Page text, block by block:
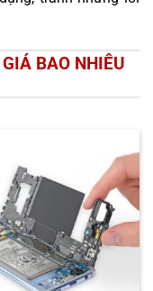
BAO NHIÊU